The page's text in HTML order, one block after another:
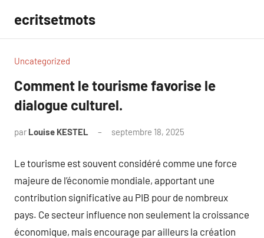
contenu
ecritsetmots
Uncategorized
Comment le tourisme favorise le
dialogue culturel.
par Louise KESTEL septembre 18, 2025
Le tourisme est souvent considéré comme une force
majeure de l’économie mondiale, apportant une
contribution significative au PIB pour de nombreux
pays. Ce secteur influence non seulement la croissance
économique, mais encourage par ailleurs la création